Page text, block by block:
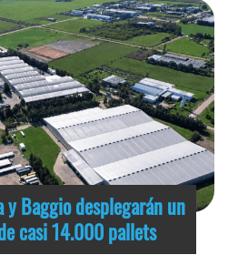
Baggio desplegarán un
casi 14.000 pallets